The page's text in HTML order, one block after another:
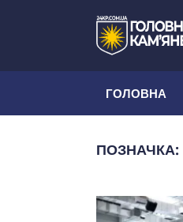
ГОЛОВНА
ПОЗНАЧКА: